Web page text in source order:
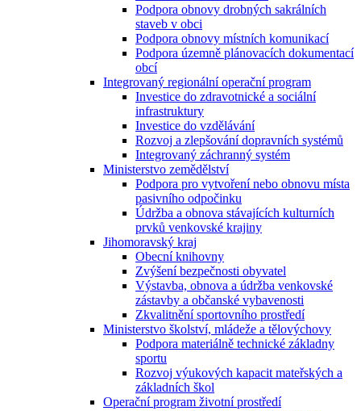
Podpora obnovy drobných sakrálních
staveb v obci
Podpora obnovy místních komunikací
Podpora územně plánovacích dokumentací
obcí
Integrovaný regionální operační program
Investice do zdravotnické a sociální
infrastruktury
Investice do vzdělávání
Rozvoj a zlepšování dopravních systémů
Integrovaný záchranný systém
Ministerstvo zemědělství
Podpora pro vytvoření nebo obnovu místa
pasivního odpočinku
Údržba a obnova stávajících kulturních
prvků venkovské krajiny
Jihomoravský kraj
Obecní knihovny
Zvýšení bezpečnosti obyvatel
Výstavba, obnova a údržba venkovské
zástavby a občanské vybavenosti
Zkvalitnění sportovního prostředí
Ministerstvo školství, mládeže a tělovýchovy
Podpora materiálně technické základny
sportu
Rozvoj výukových kapacit mateřských a
základních škol
Operační program životní prostředí